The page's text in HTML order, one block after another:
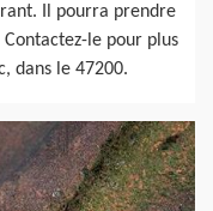
Il pourra prendre
le pour plus
dans le 47200.